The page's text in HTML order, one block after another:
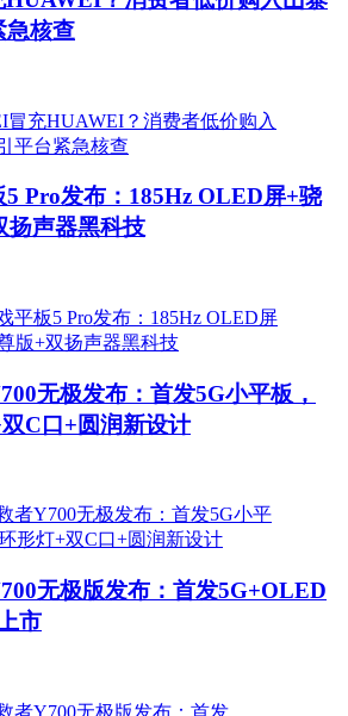
急核查
5 Pro发布：185Hz OLED屏+骁
扬声器黑科技
无极发布：首发5G小平板，
C口+圆润新设计
无极版发布：首发5G+OLED
市